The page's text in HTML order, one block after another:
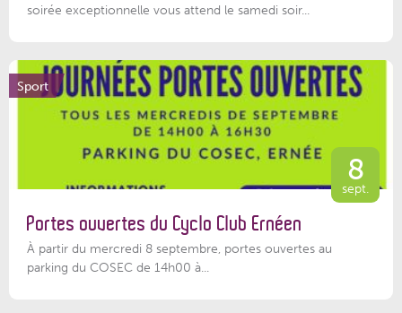
soirée exceptionnelle vous attend le samedi soir...
Sport
8
sept.
Portes ouvertes du Cyclo Club Ernéen
À partir du mercredi 8 septembre, portes ouvertes au
parking du COSEC de 14h00 à...